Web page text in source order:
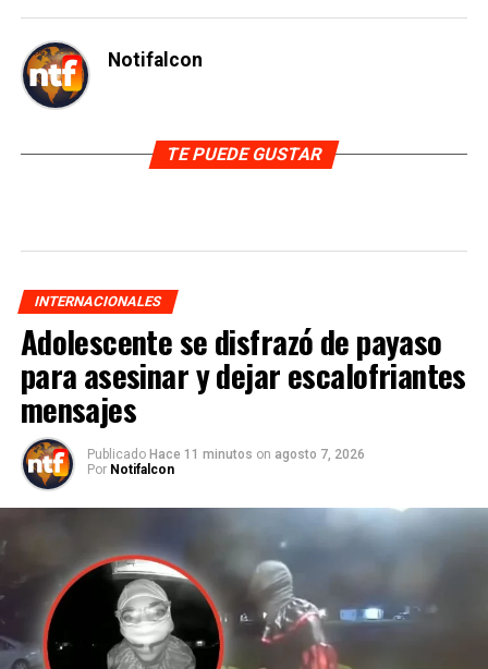
Notifalcon
TE PUEDE GUSTAR
INTERNACIONALES
Adolescente se disfrazó de payaso
para asesinar y dejar escalofriantes
mensajes
Publicado Hace 11 minutos on agosto 7, 2026
Por Notifalcon